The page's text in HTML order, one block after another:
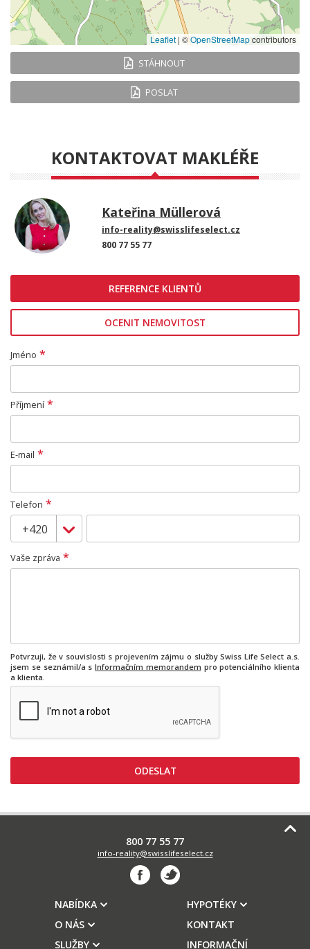
Leaflet | ©OpenStreetMapcontributors
STÁHNOUT
POSLAT
KONTAKTOVAT MAKLÉŘE
Kateřina Müllerová
info-reality@swisslifeselect.cz
800 77 55 77
REFERENCE KLIENTŮ
OCENIT NEMOVITOST
Jméno *
Příjmení *
E-mail *
Telefon *
Vaše zpráva *
Potvrzuji, že v souvislosti s projevením zájmu o služby Swiss Life Select a.s.
jsem se seznámil/a s Informačním memorandem pro potenciálního klienta
a klienta.
800 77 55 77
info-reality@swisslifeselect.cz
NABÍDKA
O NÁS
SLUŽBY
HYPOTÉKY
KONTAKT
INFORMAČNÍ